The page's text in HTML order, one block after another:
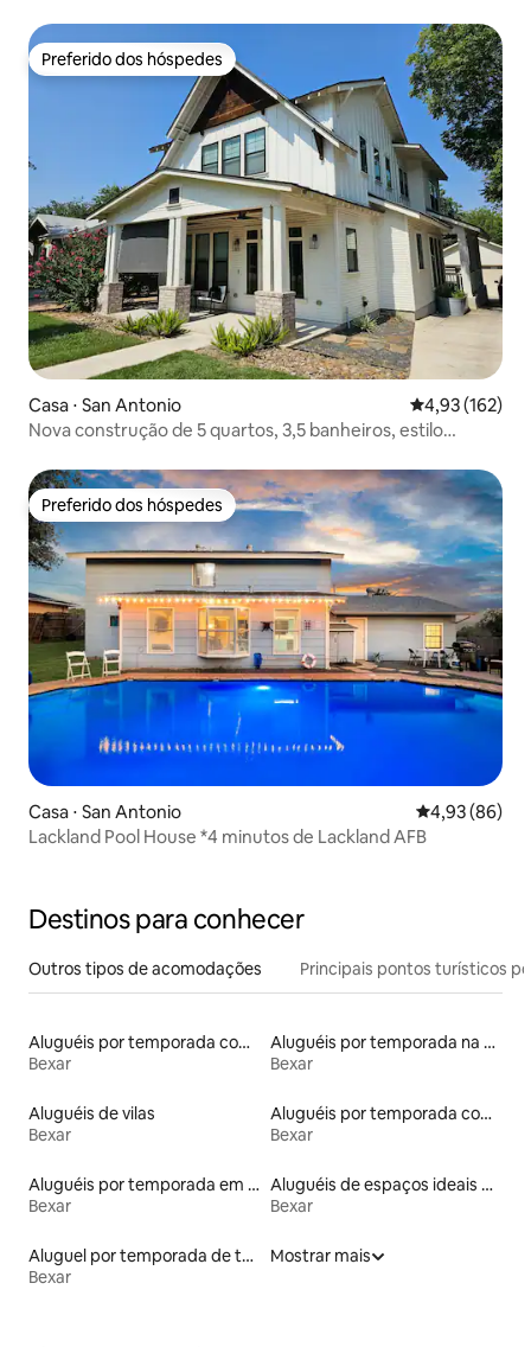
Preferido dos hóspedes
Preferido dos hóspedes
Casa ⋅ San Antonio 4,93 de uma
4,93 (162)
Nova construção de 5 quartos, 3,5 banheiros, estilo
Preferido dos hóspedes
Preferido dos hóspedes
Casa ⋅ San Antonio 4,93 de uma
4,93 (86)
Lackland Pool House *4 minutos de Lackland AFB
Destinos para conhecer
Outros tipos de acomodações Principais pontos turísticos
Aluguéis por temporada com suítes privativas
Bexar
Aluguéis por temporada na orla
Bexar
Aluguéis de vilas
Bexar
Aluguéis por temporada com banheira de hidromassagem
Bexar
Aluguéis por temporada em resorts
Bexar
Aluguéis de espaços ideais para famílias
Bexar
Aluguel por temporada de townhouses
Bexar
Mostrar mais